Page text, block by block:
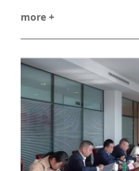
以匠心 致初心我们始终相信
与专业的服务。本次培训
化、专业化的课程设置，全
急处理能力，将“以游客为中心
more +